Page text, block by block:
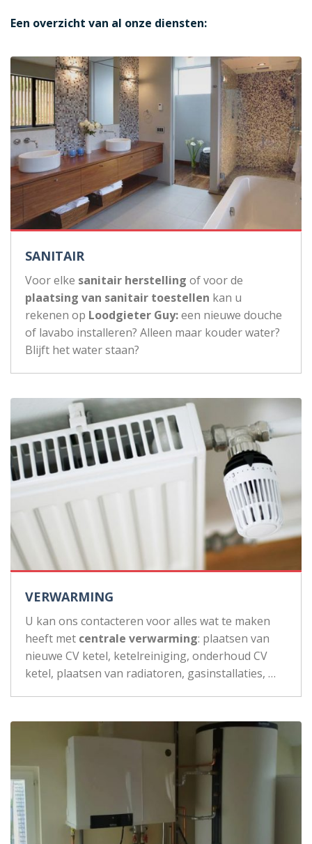
Een overzicht van al onze diensten:
SANITAIR
Voor elke sanitair herstelling of voor de
plaatsing van sanitair toestellen kan u
rekenen op Loodgieter Guy:een nieuwe douche
of lavabo installeren? Alleen maar kouder water?
Blijft het water staan?
VERWARMING
U kan ons contacteren voor alles wat te maken
heeft met centrale verwarming: plaatsen van
nieuwe CV ketel, ketelreiniging, onderhoud CV
ketel, plaatsen van radiatoren, gasinstallaties, …